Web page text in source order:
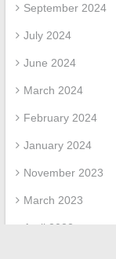
September 2024
July 2024
June 2024
March 2024
February 2024
January 2024
November 2023
March 2023
April 2022